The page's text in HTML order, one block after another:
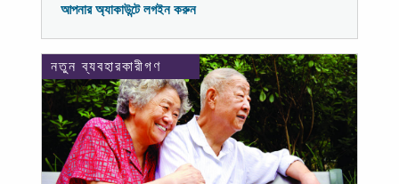
আপনার অ্যাকাউন্টে লগইন করুন
নতুন ব্যবহারকারীগণ